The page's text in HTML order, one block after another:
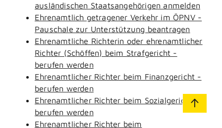
ausländischen Staatsangehörigen anmelden
Ehrenamtlich getragener Verkehr im ÖPNV -
Pauschale zur Unterstützung beantragen
Ehrenamtliche Richterin oder ehrenamtlicher
Richter (Schöffen) beim Strafgericht -
berufen werden
Ehrenamtlicher Richter beim Finanzgericht -
berufen werden
Ehrenamtlicher Richter beim Sozialgericht -
berufen werden
Ehrenamtlicher Richter beim